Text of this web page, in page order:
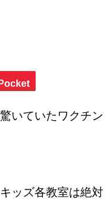
Pocket
いていたワクチン
ッズ各教室は絶対